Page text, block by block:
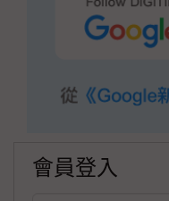
會員登入